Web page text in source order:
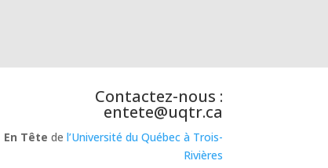
Contactez-nous :
entete@uqtr.ca
En Tête de l’Université du Québec à Trois-
Rivières